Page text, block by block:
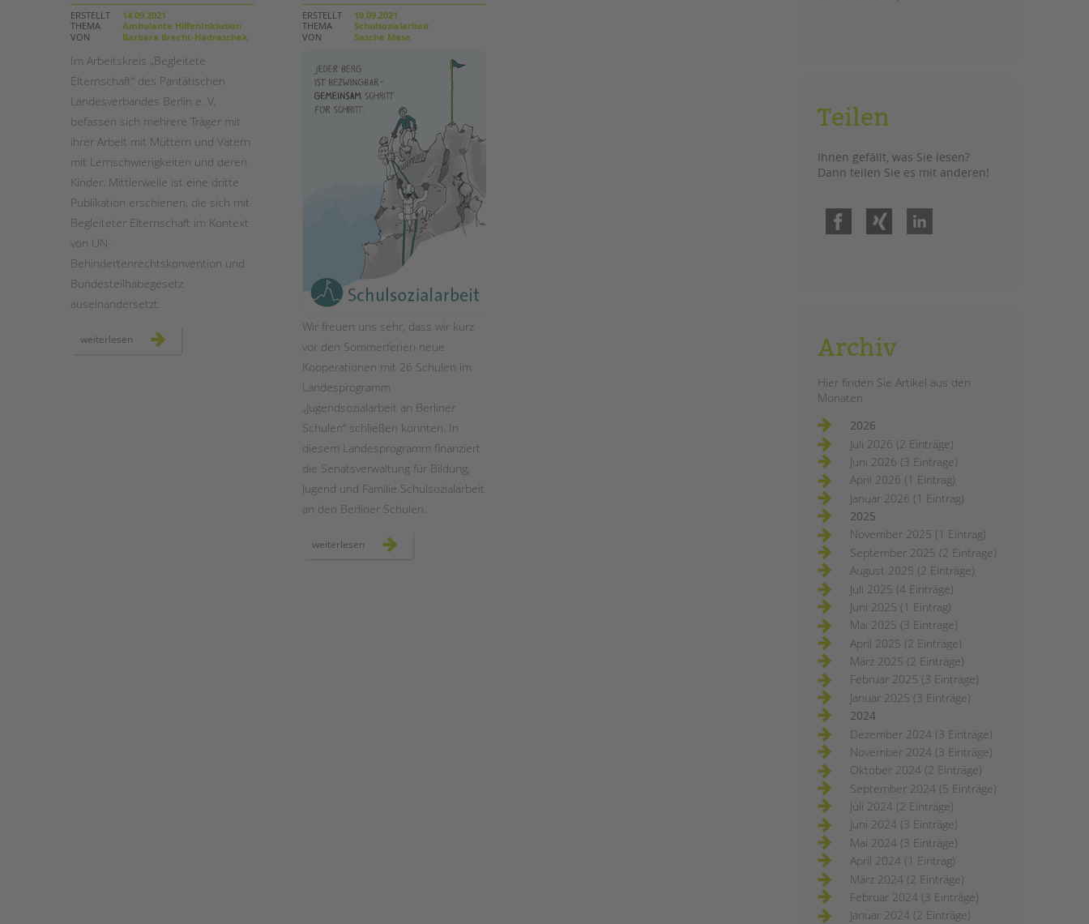
STADTTEILARBEIT
ERSTELLT
14.09.2021
THEMA
Ambulante HilfenInklusion
VON
Barbara Brecht-Hadraschek
Im Arbeitskreis „Begleitete
Elternschaft“ des Paritätischen
Landesverbandes Berlin e. V.
befassen sich mehrere Träger mit
ihrer Arbeit mit Müttern und Vätern
mit Lernschwierigkeiten und deren
Kinder. Mittlerweile ist eine dritte
Publikation erschienen, die sich mit
Begleiteter Elternschaft im Kontext
von UN-
Behindertenrechtskonvention und
Bundesteilhabegesetz
auseinandersetzt.
weiterlesen neue
handreichung
ERSTELLT
10.09.2021
THEMA
Schulsozialarbeit
VON
Sasche Mase
Wir freuen uns sehr, dass wir kurz
vor den Sommerferien neue
Kooperationen mit 26 Schulen im
Landesprogramm
„Jugendsozialarbeit an Berliner
Schulen“ schließen konnten. In
diesem Landesprogramm finanziert
die Senatsverwaltung für Bildung,
Jugend und Familie Schulsozialarbeit
an den Berliner Schulen.
weiterlesen ausbau
landesprogramm
Teilen
Ihnen gefällt, was Sie lesen?
Dann teilen Sie es mit anderen!
Facebook
Archiv
Hier finden Sie Artikel aus den
Monaten
2026
Juli 2026 (2 Einträge)
Juni 2026 (3 Einträge)
April 2026 (1 Eintrag)
Januar 2026 (1 Eintrag)
2025
November 2025 (1 Eintrag)
September 2025 (2 Einträge)
August 2025 (2 Einträge)
Juli 2025 (4 Einträge)
Juni 2025 (1 Eintrag)
Mai 2025 (3 Einträge)
April 2025 (2 Einträge)
März 2025 (2 Einträge)
Februar 2025 (3 Einträge)
Januar 2025 (3 Einträge)
2024
Dezember 2024 (3 Einträge)
November 2024 (3 Einträge)
Oktober 2024 (2 Einträge)
September 2024 (5 Einträge)
Juli 2024 (2 Einträge)
Juni 2024 (3 Einträge)
Mai 2024 (3 Einträge)
April 2024 (1 Eintrag)
März 2024 (2 Einträge)
Februar 2024 (3 Einträge)
Januar 2024 (2 Einträge)